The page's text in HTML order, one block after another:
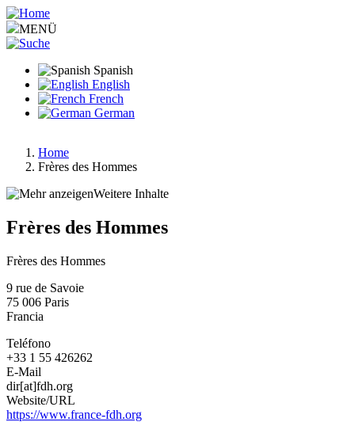
Pasar
al
contenido
MENÜ
Spanish
English
French
German
Ruta
de
Home
Frères des Hommes
Weitere Inhalte
Frères des Hommes
Frères des Hommes
9 rue de Savoie
75 006 Paris
Francia
Teléfono
+33 1 55 426262
E-Mail
dir[at]fdh.org
Website/URL
https://www.france-fdh.org